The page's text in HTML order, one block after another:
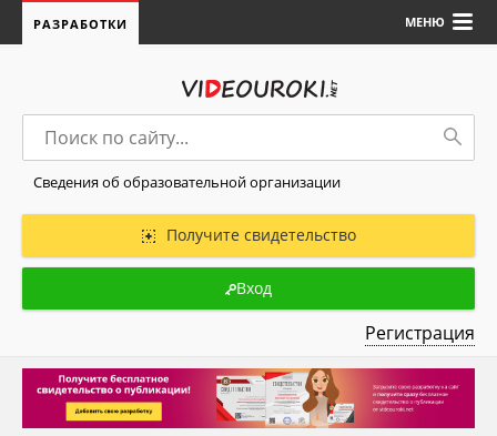
МЕНЮ
РАЗРАБОТКИ
Сведения об образовательной организации
Получите свидетельство
Вход
Регистрация